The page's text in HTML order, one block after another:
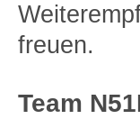
freuen.
Team